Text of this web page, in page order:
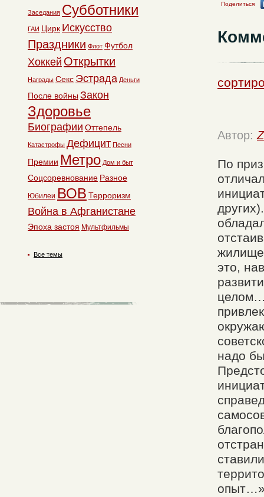
Поделиться
Автор:
По
это,
надо
Заседания Субботники
ГАИ Цирк Искусство
Праздники Флот Футбол
Хоккей Открытки
Награды Секс Эстрада Деньги
После войны Закон
Здоровье
Биографии Оттепель
Катастрофы Дефицит Песни
Премии Метро Дом и быт
Соцсоревнование Разное
Юбилеи ВОВ Терроризм
Война в Афганистане
Эпоха застоя Мультфильмы
Все темы